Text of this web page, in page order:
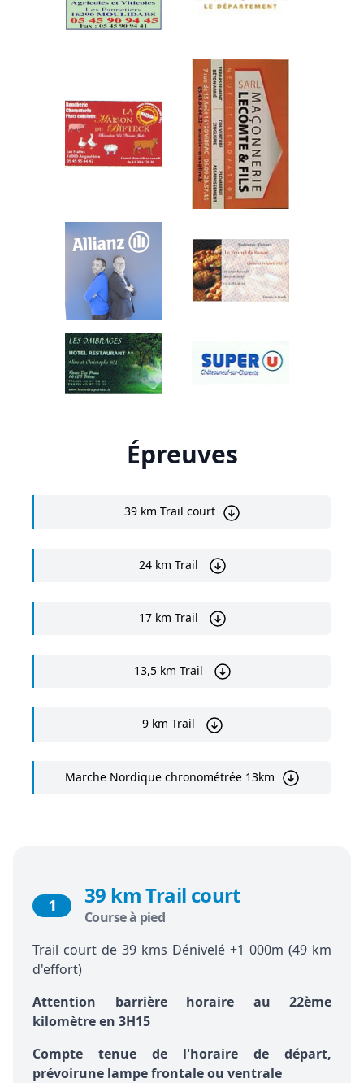
Épreuves
39 km Trail court
24 km Trail
17 km Trail
13,5 km Trail
9 km Trail
Marche Nordique chronométrée 13km
1 39 km Trail court
Course à pied
Trail court de 39 kms Dénivelé +1 000m (49 km
d'effort)
Attention barrière horaire au 22ème
kilomètre en 3H15
Compte tenue de l'horaire de départ,
prévoirune lampe frontale ou ventrale